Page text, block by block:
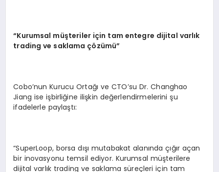
“Kurumsal müşteriler için tam entegre dijital varlık
trading ve saklama çözümü”
Cobo’nun Kurucu Ortağı ve CTO’su Dr. Changhao
Jiang ise işbirliğine ilişkin değerlendirmelerini şu
ifadelerle paylaştı:
“SuperLoop, borsa dışı mutabakat alanında çığır açan
bir inovasyonu temsil ediyor. Kurumsal müşterilere
dijital varlık trading ve saklama süreçleri için tam